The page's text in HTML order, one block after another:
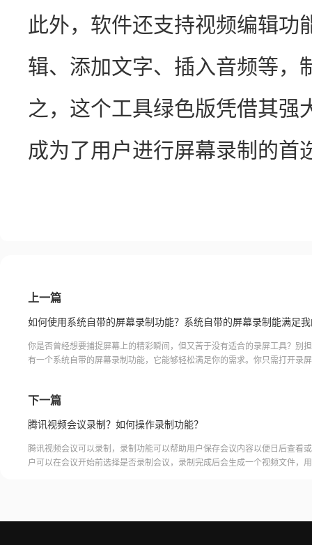
此外，软件还支持视频编辑功
辑、添加文字、插入音频等，
之，这个工具绿色版凭借其强
成为了用户进行屏幕录制的首
上一篇
你是否曾经想要捕捉屏幕上的精彩瞬间，但又苦于没有适合的录屏工具？别
有一个系统自带的屏幕录制功能，它能够轻松满足你的需求。你只需打开录
下一篇
腾讯视频会议录制？如何操作录制功能？
腾讯视频会议可以录制，录制功能可以帮助用户保存会议内容以便日后查看
户可以在会议开始前选择是否录制会议，录制完成后会生成一个视频文件，